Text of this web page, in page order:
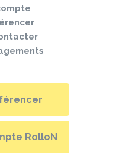
RolloN